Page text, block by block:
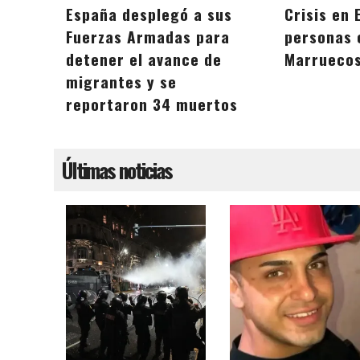
España desplegó a sus
Fuerzas Armadas para
detener el avance de
migrantes y se
reportaron 34 muertos
Crisis en
personas
Últimas noticias